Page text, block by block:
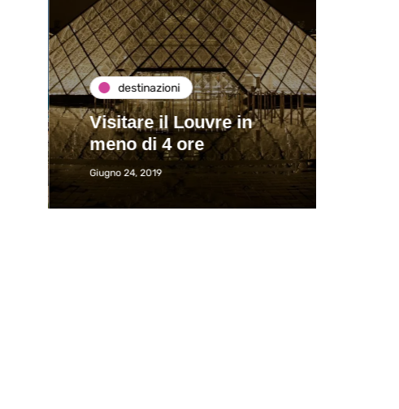
destinazioni
Visitare il Louvre in
meno di 4 ore
Giugno 24, 2019